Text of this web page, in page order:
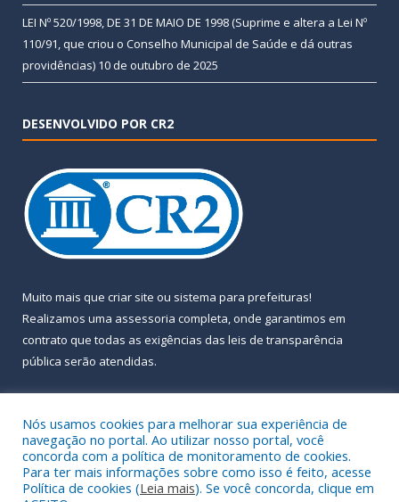
LEI Nº 520/1998, DE 31 DE MAIO DE 1998 (Suprime e altera a Lei Nº
110/91, que criou o Conselho Municipal de Saúde e dá outras
providências) 10 de outubro de 2025
DESENVOLVIDO POR CR2
Muito mais que criar site ou sistema para prefeituras!
Realizamos uma assessoria completa, onde garantimos em
contrato que todas as exigências das leis de transparência
pública serão atendidas.
Todos os direitos reservados a Prefeitura Municipal de Almeirim.
Nós usamos cookies para melhorar sua experiência de
navegação no portal. Ao utilizar nosso portal, você
concorda com a política de monitoramento de cookies.
Para ter mais informações sobre como isso é feito, acesse
Política de cookies (Leia mais). Se você concorda, clique em